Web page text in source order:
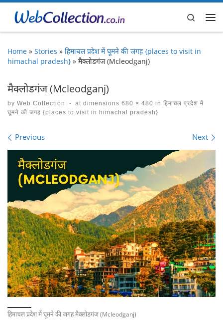
Skip to content
Search
Home » Stories » हिमाचल प्रदेश में घूमने की जगह {places to visit in
himachal pradesh} » मैक्लोडगंज (Mcleodganj)
मैक्लोडगंज (Mcleodganj)
by Web Collection - at dimensions 680 × 480 in हिमाचल प्रदेश में
घूमने की जगह {places to visit in himachal pradesh}
Images navigation
Previous Next
हिमाचल प्रदेश में घूमने की जगह मैक्लोडगंज (Mcleodganj)